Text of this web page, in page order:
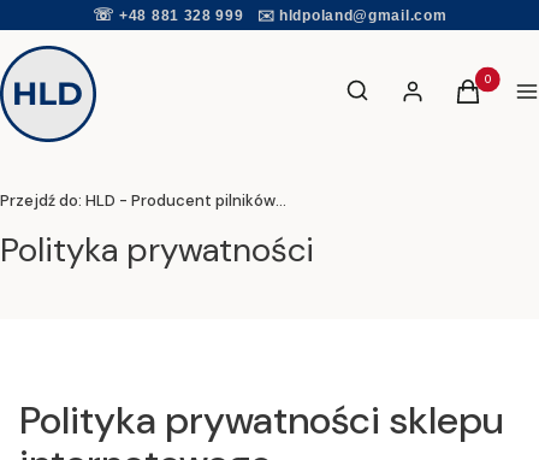
☏ +48 881 328 999 ✉️ hldpoland@gmail.com
Otwórz wyszukiwarkę
Szukaj Zaloguj sięProdukty
Koszyk
Przejdź do: HLD - Producent pilników i polerek do paznokci
Polityka prywatności
Polityka prywatności sklepu